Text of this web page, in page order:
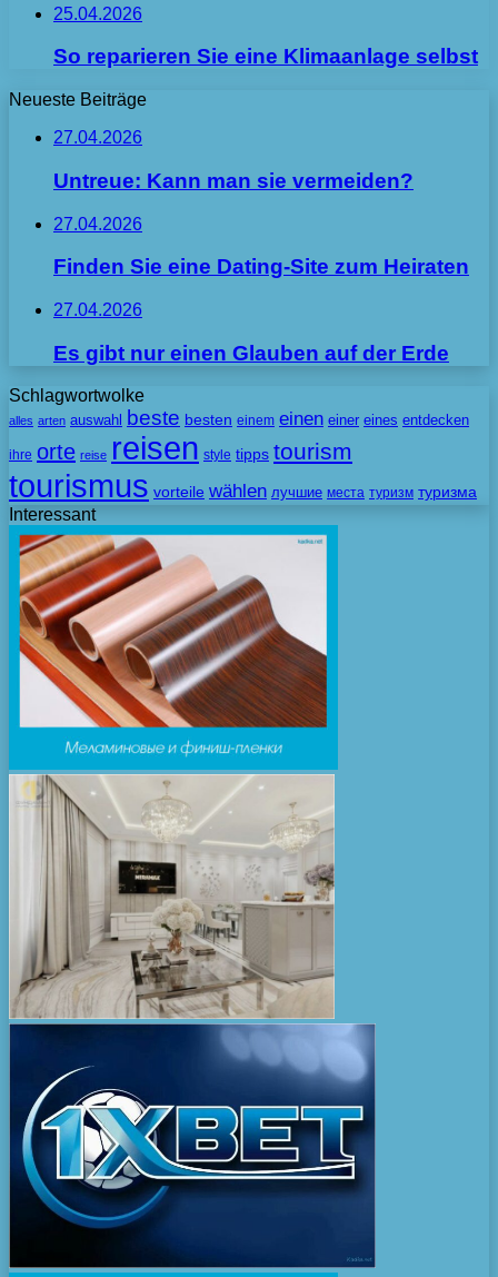
25.04.2026
So reparieren Sie eine Klimaanlage selbst
Neueste Beiträge
27.04.2026
Untreue: Kann man sie vermeiden?
27.04.2026
Finden Sie eine Dating-Site zum Heiraten
27.04.2026
Es gibt nur einen Glauben auf der Erde
Schlagwortwolke
alles arten auswahl beste besten einem einen einer eines entdecken
ihre orte reise reisen style tipps tourism
tourismus vorteile wählen лучшие места туризм туризма
Interessant